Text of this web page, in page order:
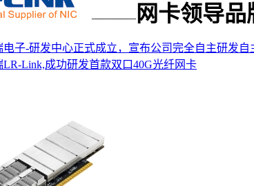
———— 网卡领导品
电子-研发中心正式成立，宣布公司完全自主研发自
LR-Link,成功研发首款双口40G光纤网卡